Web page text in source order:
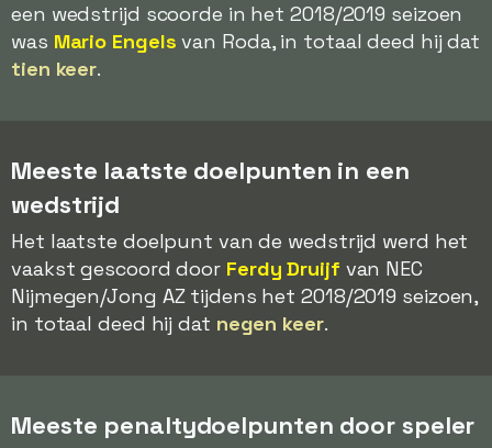
een wedstrijd scoorde in het 2018/2019 seizoen
was Mario Engels van Roda, in totaal deed hij dat
tien keer.
Meeste laatste doelpunten in een
wedstrijd
Het laatste doelpunt van de wedstrijd werd het
vaakst gescoord door Ferdy Druijf van NEC
Nijmegen/Jong AZ tijdens het 2018/2019 seizoen,
in totaal deed hij dat negen keer.
Meeste penaltydoelpunten door speler